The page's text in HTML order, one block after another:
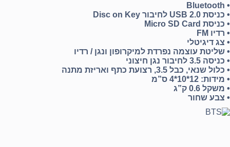
•
Bluetooth
• כניסת USB 2.0 לחיבור Disc on Key
• כניסת Micro SD Card
• רדיו FM
• צג דיגיטלי
• שליטת עוצמה נפרדת למיקרופון ונגן / רדיו
• כניסה 3.5 לחיבור נגן חיצוני
• כלול שנאי, כבל 3.5, רצועת כתף ואריזת מתנה
• מידות: 12*10*4 ס”מ
• משקל 0.6 ק”ג
• צבע שחור